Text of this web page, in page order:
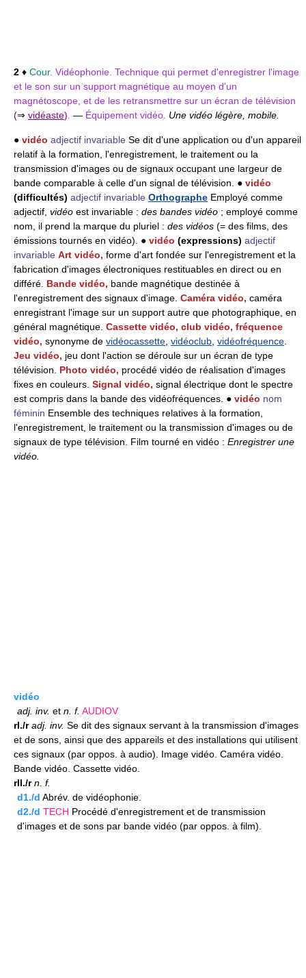
2 ♦ Cour. Vidéophonie. Technique qui permet d'enregistrer l'image
et le son sur un support magnétique au moyen d'un
magnétoscope, et de les retransmettre sur un écran de télévision
(⇒ vidéaste) — Équipement vidéo. Une vidéo légère, mobile.
● vidéo adjectif invariable Se dit d'une application ou d'un appareil
relatif à la formation, l'enregistrement, le traitement ou la
transmission d'images ou de signaux occupant une largeur de
bande comparable à celle d'un signal de télévision. ● vidéo
(difficultés) adjectif invariable Orthographe Employé comme
adjectif, vidéo est invariable : des bandes vidéo ; employé comme
nom, il prend la marque du pluriel : des vidéos (= des films, des
émissions tournés en vidéo). ● vidéo (expressions) adjectif
invariable Art vidéo, forme d'art fondée sur l'enregistrement et la
fabrication d'images électroniques restituables en direct ou en
différé. Bande vidéo, bande magnétique destinée à
l'enregistrement des signaux d'image. Caméra vidéo, caméra
enregistrant l'image sur un support autre que photographique, en
général magnétique. Cassette vidéo, club vidéo, fréquence
vidéo, synonyme de vidéocassette vidéoclub vidéofréquence
Jeu vidéo, jeu dont l'action se déroule sur un écran de type
télévision. Photo vidéo, procédé vidéo de réalisation d'images
fixes en couleurs. Signal vidéo, signal électrique dont le spectre
est compris dans la bande des vidéofréquences. ● vidéo nom
féminin Ensemble des techniques relatives à la formation,
l'enregistrement, le traitement ou la transmission d'images ou de
signaux de type télévision. Film tourné en vidéo : Enregistrer une
vidéo.
vidéo
adj. inv. et n. f. AUDIOV
rI./r adj. inv. Se dit des signaux servant à la transmission d'images
et de sons, ainsi que des appareils et des installations qui utilisent
ces signaux (par oppos. à audio). Image vidéo. Caméra vidéo.
Bande vidéo. Cassette vidéo.
rII./r n. f.
d1./d Abrév. de vidéophonie.
d2./d TECH Procédé d'enregistrement et de transmission
d'images et de sons par bande vidéo (par oppos. à film).